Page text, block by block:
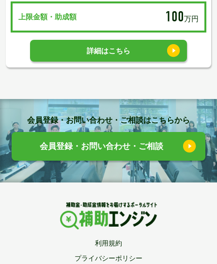
上限金額・助成額 100万円
詳細はこちら
会員登録・お問い合わせ・ご相談はこちらから
会員登録・お問い合わせ・ご相談
利用規約
プライバシーポリシー